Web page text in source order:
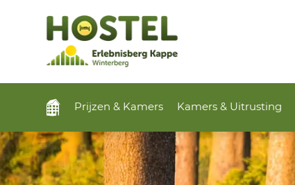
Prijzen & Kamers Kamers & Uitrusting